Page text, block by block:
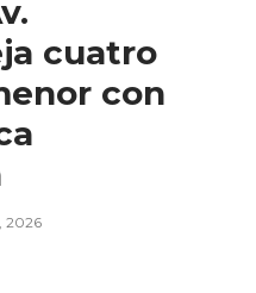
cuatro
con
2026